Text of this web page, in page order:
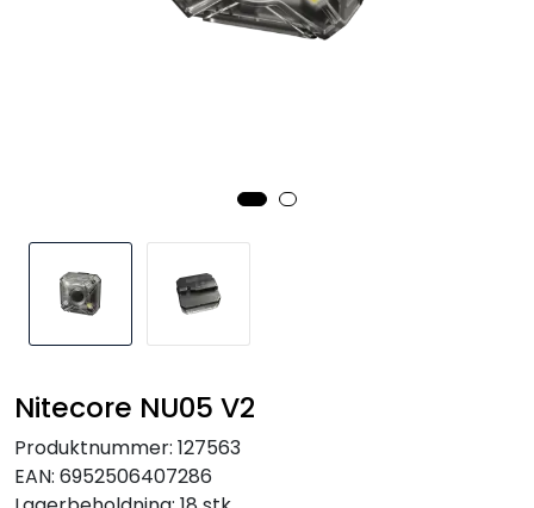
Nitecore NU05 V2
Produktnummer: 127563
EAN: 6952506407286